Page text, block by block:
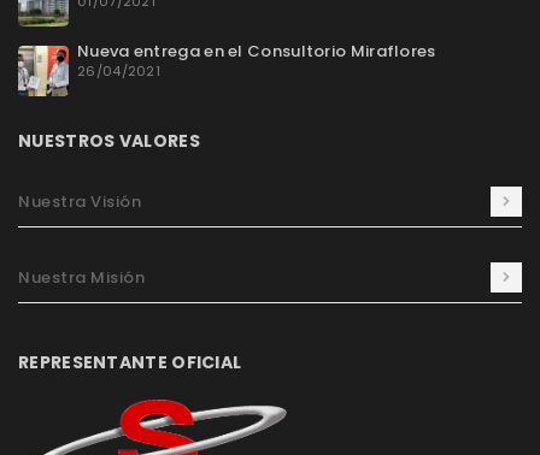
Nueva entrega en el Consultorio Miraflores
26/04/2021
NUESTROS VALORES
Nuestra Visión
Nuestra Misión
REPRESENTANTE OFICIAL